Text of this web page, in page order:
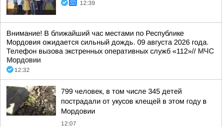
12:39
Внимание! В ближайший час местами по Республике
Мордовия ожидается сильный дождь. 09 августа 2026 года.
Телефон вызова экстренных оперативных служб «112»// МЧС
Мордовии
12:32
799 человек, в том числе 345 детей
пострадали от укусов клещей в этом году в
Мордовии
12:07